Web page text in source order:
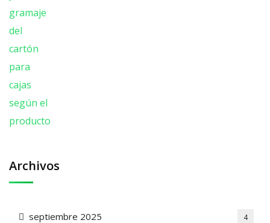
Archivos
septiembre 2025 4